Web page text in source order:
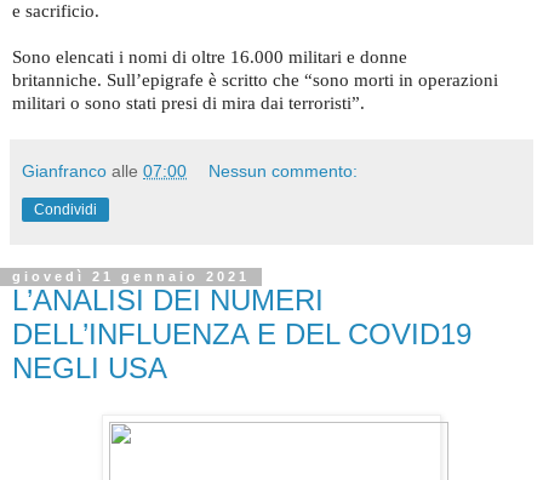
e sacrificio.
Sono elencati i nomi di oltre 16.000 militari e donne
britanniche. Sull’epigrafe è scritto che “sono morti in operazioni
militari o sono stati presi di mira dai terroristi”.
Gianfranco alle 07:00 Nessun commento:
Condividi
giovedì 21 gennaio 2021
L’ANALISI DEI NUMERI
DELL’INFLUENZA E DEL COVID19
NEGLI USA